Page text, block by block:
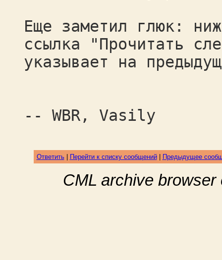
Еще заметил глюк:
ссылка "Прочитать
указывает на
-- WBR, Vasily
Ответить| Перейти к списку сообщений| Предыдущее
CML archive